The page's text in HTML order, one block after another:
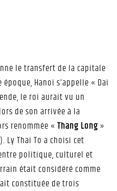
le transfert de la capitale
Hanoi s’appelle « Dai
le roi aurait vu un
de son arrivée à la
renommée «Thang Long»
). Ly Thai To a choisi cet
politique, culturel et
était considéré comme
constituée de trois